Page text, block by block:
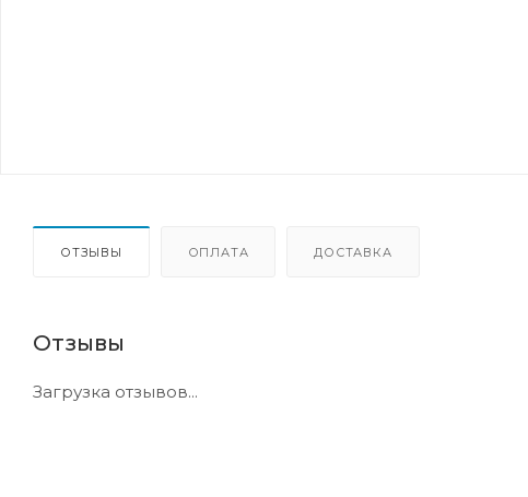
ОТЗЫВЫ ОПЛАТА ДОСТАВКА
Отзывы
Загрузка отзывов...